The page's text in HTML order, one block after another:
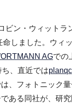
ビン・ウィットラ
しました。ウィ
AGでの
、直近ではplanqc
、フォトニック
ある同社が、研